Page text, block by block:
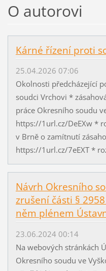
O autorovi
Kárné řízení proti
25.04.2026 07:06
Okolnosti předcházející
soudci Vrchovi *
práce Okresního soudu
https://1url.cz/DeEXw *
v Brně o zamítnutí
https://1url.cz/7eEXT *
Návrh Okresního
zrušení části §
něm plénem
23.06.2024 00:14
Na webových stránkách
Okresního soudu ve